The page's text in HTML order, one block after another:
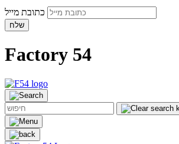
שלח
Factory 54